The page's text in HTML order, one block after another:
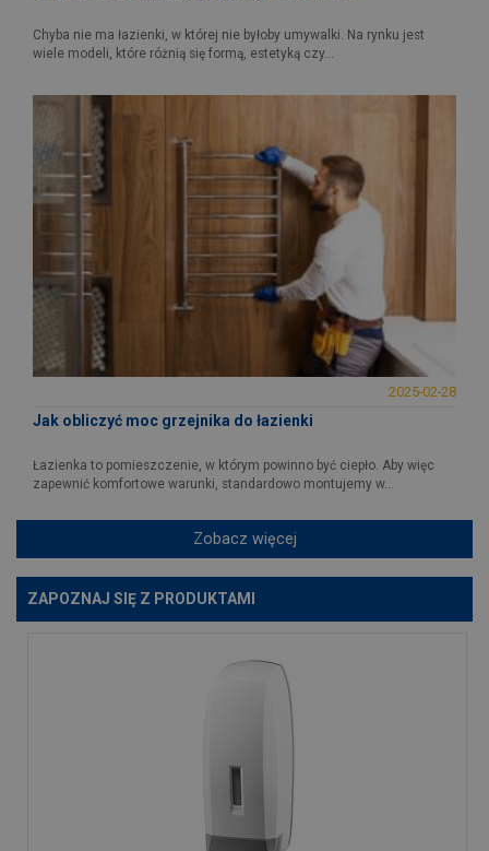
Chyba nie ma łazienki, w której nie byłoby umywalki. Na rynku jest
wiele modeli, które różnią się formą, estetyką czy...
2025-02-28
Jak obliczyć moc grzejnika do łazienki
Łazienka to pomieszczenie, w którym powinno być ciepło. Aby więc
zapewnić komfortowe warunki, standardowo montujemy w...
Zobacz więcej
ZAPOZNAJ SIĘ Z PRODUKTAMI